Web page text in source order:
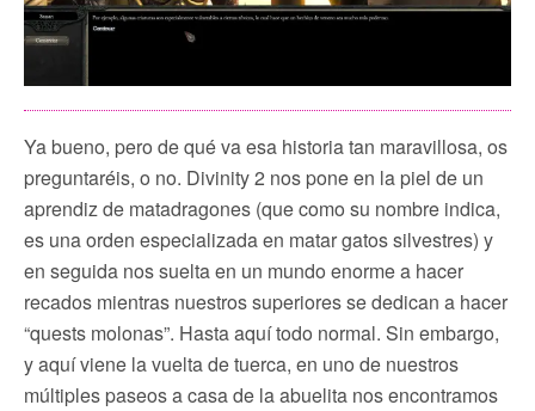
Ya bueno, pero de qué va esa historia tan maravillosa, os
preguntaréis, o no. Divinity 2 nos pone en la piel de un
aprendiz de matadragones (que como su nombre indica,
es una orden especializada en matar gatos silvestres) y
en seguida nos suelta en un mundo enorme a hacer
recados mientras nuestros superiores se dedican a hacer
“quests molonas”. Hasta aquí todo normal. Sin embargo,
y aquí viene la vuelta de tuerca, en uno de nuestros
múltiples paseos a casa de la abuelita nos encontramos